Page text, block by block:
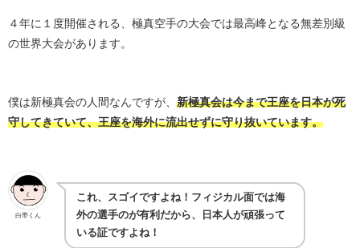
４年に１度開催される、極真空手の大会では最高峰となる無差別級
の世界大会があります。
僕は新極真会の人間なんですが、 新極真会は今まで王座を日本が死
守してきていて、王座を海外に流出せずに守り抜いています。
白帯くん
これ、スゴイですよね！フィジカル面では海
外の選手のが有利だから、日本人が頑張って
いる証ですよね！